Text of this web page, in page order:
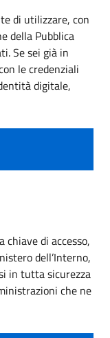
di utilizzare, con
della Pubblica
Se sei già in
le credenziali
digitale,
chiave di accesso,
dell’Interno,
in tutta sicurezza
che ne